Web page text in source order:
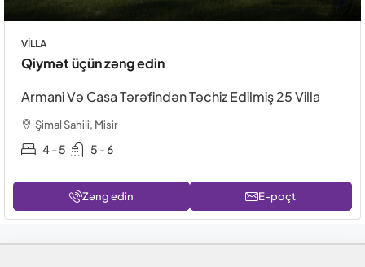
VILLA
Qiymət üçün zəng edin
Armani Və Casa Tərəfindən Təchiz Edilmiş 25 Villa
Şimal Sahili, Misir
4 - 5 5 - 6
Zəng edin E-poçt